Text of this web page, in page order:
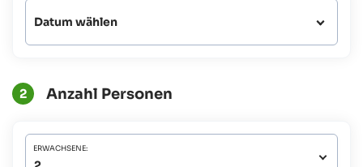
Datum wählen
2 Anzahl Personen
ERWACHSENE: